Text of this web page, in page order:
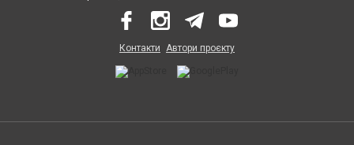
Контакти Автори проєкту